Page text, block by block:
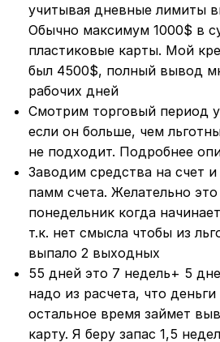
учитывая дневные лимиты
Обычно максимум 1000$ в
пластиковые карты. Мой
был 4500$, полный вывод
рабочих дней
Смотрим торговый период
если он больше, чем
не подходит. Подробнее
Заводим средства на счет
памм счета. Желательно
понедельник когда
т.к. нет смысла чтобы из
выпало 2 выходных
55 дней это 7 недель+ 5
надо из расчета, что
остальное время займет
карту. Я беру запас 1,5